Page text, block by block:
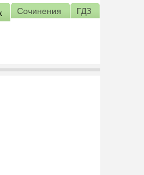
Сочинения ГДЗ